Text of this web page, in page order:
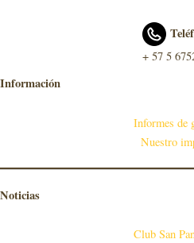
+ 57 5
Información
Informes de
Nuestro
Noticias
Club San